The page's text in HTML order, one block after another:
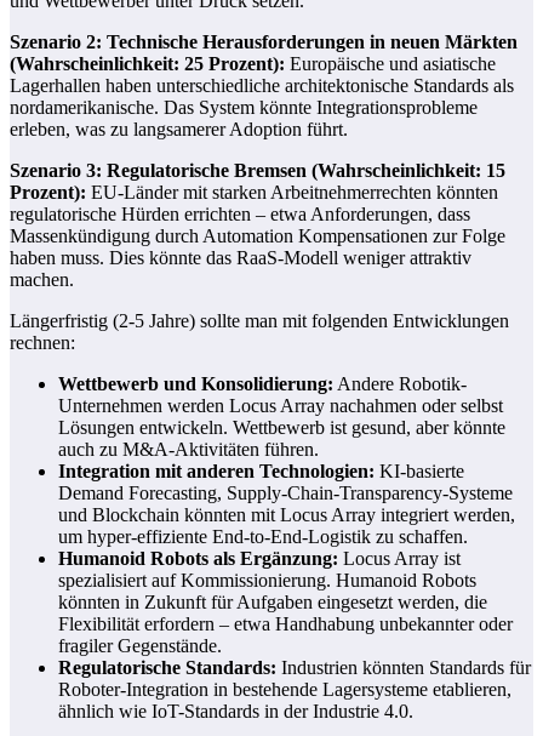
Szenario 2: Technische Herausforderungen in neuen Märkten
(Wahrscheinlichkeit: 25 Prozent): Europäische und asiatische
Lagerhallen haben unterschiedliche architektonische Standards als
nordamerikanische. Das System könnte Integrationsprobleme
erleben, was zu langsamerer Adoption führt.
Szenario 3: Regulatorische Bremsen (Wahrscheinlichkeit: 15
Prozent): EU-Länder mit starken Arbeitnehmerrechten könnten
regulatorische Hürden errichten – etwa Anforderungen, dass
Massenkündigung durch Automation Kompensationen zur Folge
haben muss. Dies könnte das RaaS-Modell weniger attraktiv
machen.
Längerfristig (2-5 Jahre) sollte man mit folgenden Entwicklungen
rechnen:
Wettbewerb und Konsolidierung: Andere Robotik-
Unternehmen werden Locus Array nachahmen oder selbst
Lösungen entwickeln. Wettbewerb ist gesund, aber könnte
auch zu M&A-Aktivitäten führen.
Integration mit anderen Technologien: KI-basierte
Demand Forecasting, Supply-Chain-Transparency-Systeme
und Blockchain könnten mit Locus Array integriert werden,
um hyper-effiziente End-to-End-Logistik zu schaffen.
Humanoid Robots als Ergänzung: Locus Array ist
spezialisiert auf Kommissionierung. Humanoid Robots
könnten in Zukunft für Aufgaben eingesetzt werden, die
Flexibilität erfordern – etwa Handhabung unbekannter oder
fragiler Gegenstände.
Regulatorische Standards: Industrien könnten Standards für
Roboter-Integration in bestehende Lagersysteme etablieren,
ähnlich wie IoT-Standards in der Industrie 4.0.